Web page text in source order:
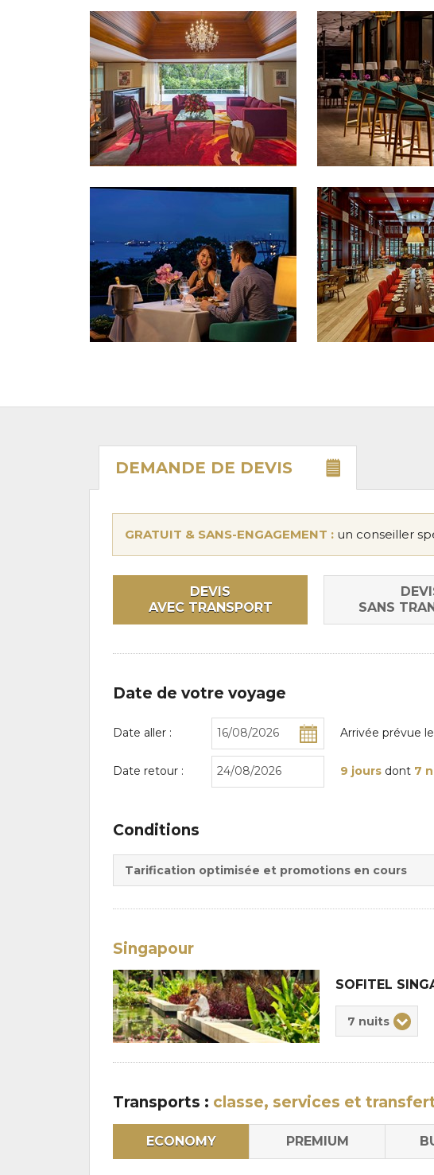
DEMANDE DE DEVIS
GRATUIT & SANS-ENGAGEMENT : un conseiller
DEVIS
AVEC TRANSPORT
SANS
Date de votre voyage
Date aller : Arrivée prévue le
Date retour : 9 jours dont 7
Conditions
Tarification optimisée et promotions en cours
Singapour
SOFITEL
7 nuits
Transports : classe, services et
ECONOMY PREMIUM